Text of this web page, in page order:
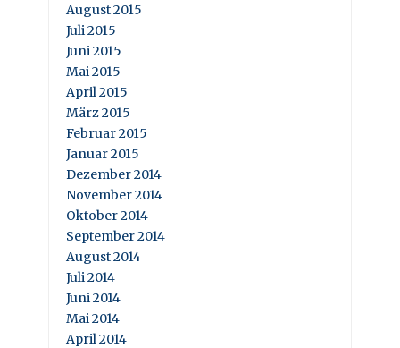
August 2015
Juli 2015
Juni 2015
Mai 2015
April 2015
März 2015
Februar 2015
Januar 2015
Dezember 2014
November 2014
Oktober 2014
September 2014
August 2014
Juli 2014
Juni 2014
Mai 2014
April 2014